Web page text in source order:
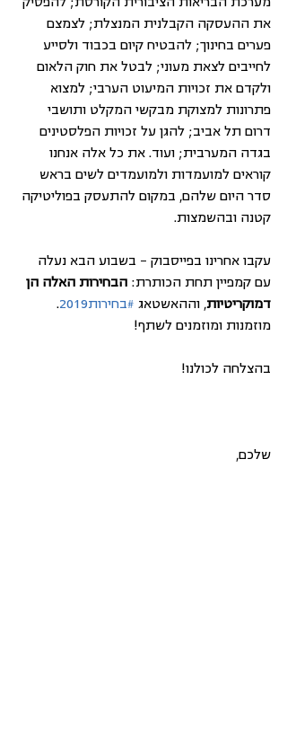
את ההעסקה הקבלנית המנצלת; לצמצם
פערים בחינוך; להבטיח קיום בכבוד ולסייע
לחייבים לצאת מעוני; לבטל את חוק הלאום
ולקדם את זכויות המיעוט הערבי; למצוא
פתרונות למצוקת מבקשי המקלט ותושבי
דרום תל אביב; להגן על זכויות הפלסטינים
בגדה המערבית; ועוד. את כל אלה אנחנו
קוראים למועמדות ולמועמדים לשים בראש
סדר היום שלהם, במקום להתעסק בפוליטיקה
קטנה ובהשמצות.
עקבו אחרינו בפייסבוק – בשבוע הבא נעלה
עם קמפיין תחת הכותרת: הבחירות האלה הן
דמוקריטיות, וההאשטאג #בחירות2019
.
מוזמנות ומוזמנים לשתף!
בהצלחה לכולנו!
שלכם,